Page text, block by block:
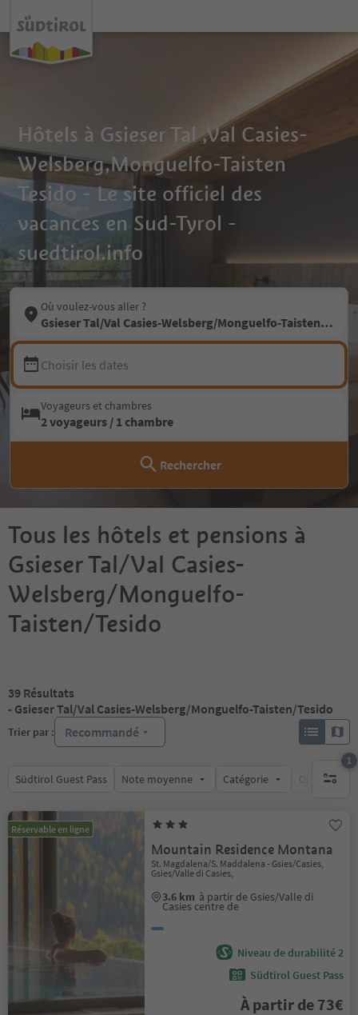
Hôtels à Gsieser Tal ,Val Casies-
Welsberg,Monguelfo-Taisten
Tesido - Le site officiel des
vacances en Sud-Tyrol -
suedtirol.info
Où voulez-vous aller ?
Gsieser Tal/Val Casies-Welsberg/Monguelfo-Taisten/
Choisir les dates
Voyageurs et chambres
2 voyageurs / 1 chambre
Rechercher
Tous les hôtels et pensions à
Gsieser Tal/Val Casies-
Welsberg/Monguelfo-
Taisten/Tesido
39 Résultats
- Gsieser Tal/Val Casies-Welsberg/Monguelfo-Taisten/Tesido
Trier par : Recommandé
Südtirol Guest Pass Note moyenne Catégorie Options de
1
1 filtre
Réservable en ligne
Mountain Residence Montana
St. Magdalena/S. Maddalena - Gsies/Casies,
Gsies/Valle di Casies,
3.6 km à partir de Gsies/Valle di
Casies centre de
Niveau de durabilité 2
Südtirol Guest Pass
À partir de 73€